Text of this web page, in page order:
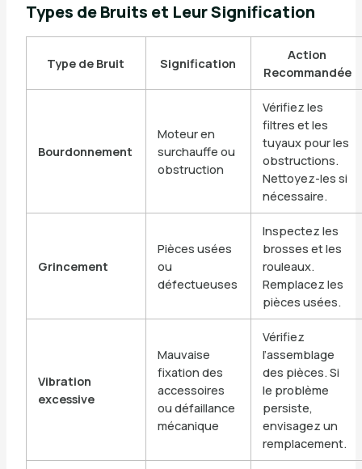
Types de Bruits et Leur Signification
Type de Bruit Signification
Action
Recommandée
Bourdonnement
Moteur en
surchauffe ou
obstruction
Vérifiez les
filtres et les
tuyaux pour les
obstructions.
Nettoyez-les si
nécessaire.
Grincement
Pièces usées
ou
défectueuses
Inspectez les
brosses et les
rouleaux.
Remplacez les
pièces usées.
Vibration
excessive
Mauvaise
fixation des
accessoires
ou défaillance
mécanique
Vérifiez
l’assemblage
des pièces. Si
le problème
persiste,
envisagez un
remplacement.